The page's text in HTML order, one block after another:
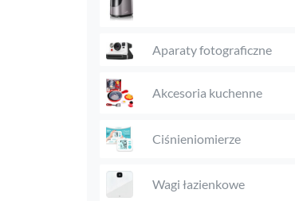
Aparaty fotograficzne
Akcesoria kuchenne
Ciśnieniomierze
Wagi łazienkowe